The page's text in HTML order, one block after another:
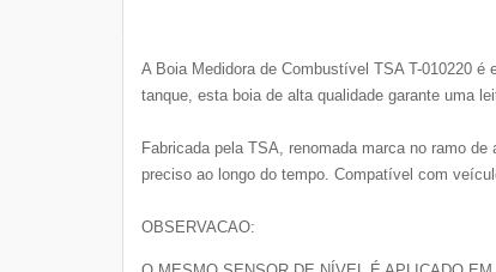
A Boia Medidora de Combustível TSA T-010220
tanque, esta boia de alta qualidade garante uma
Fabricada pela TSA, renomada marca no ramo
preciso ao longo do tempo. Compatível com
OBSERVACAO: